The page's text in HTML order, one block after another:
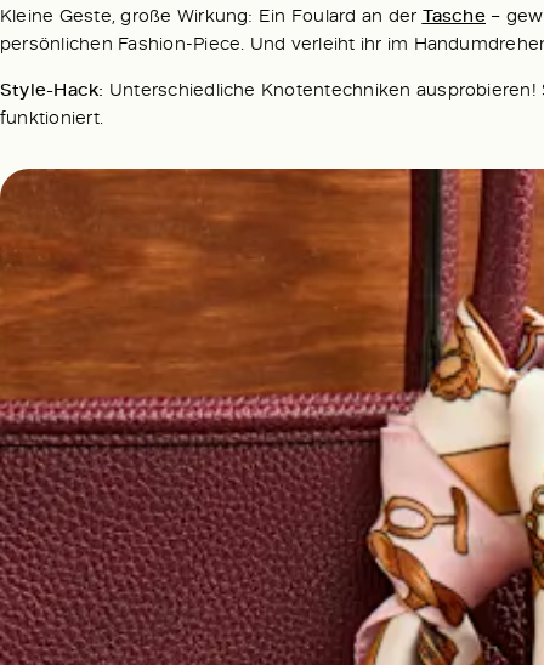
Kleine Geste, große Wirkung: Ein Foulard an der Tasche–
persönlichen Fashion-Piece. Und verleiht ihr im
Style-Hack: Unterschiedliche Knotentechniken
funktioniert.